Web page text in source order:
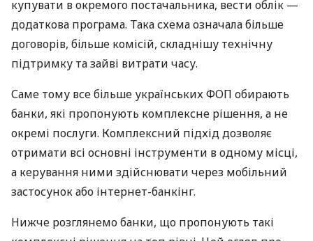
купувати в окремого постачальника, вести облік —
додаткова програма. Така схема означала більше
договорів, більше комісій, складнішу технічну
підтримку та зайві витрати часу.
Саме тому все більше українських ФОП обирають
банки, які пропонують комплексне рішення, а не
окремі послуги. Комплексний підхід дозволяє
отримати всі основні інструменти в одному місці,
а керування ними здійснювати через мобільний
застосунок або інтернет-банкінг.
Нижче розглянемо банки, що пропонують такі